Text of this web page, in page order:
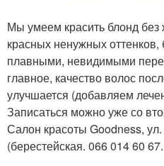
Мы умеем красить блонд без
красных ненужных
плавными, невидимыми
главное, качество волос
улучшается (добавляем
Записаться можно уже со
Салон красоты Goodness,
(берестейская. 066 014 60 67.